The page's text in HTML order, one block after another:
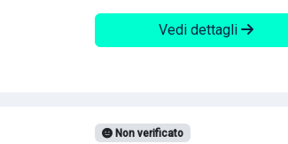
Vedi dettagli
Non verificato